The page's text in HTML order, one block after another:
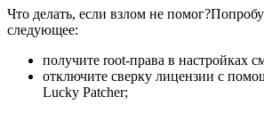
Что делать, если взлом не
следующее:
получите root-права в настройках
отключите сверку лицензии с
Lucky Patcher;